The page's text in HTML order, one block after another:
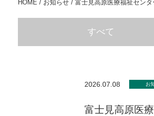
HOME / お知らせ / 富士見高原医療福祉セン
すべて
2026.07.08 お
富士見高原医